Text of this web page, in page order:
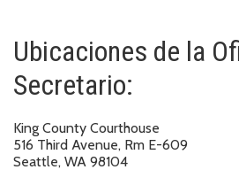
Ubicaciones de la
Secretario:
King County Courthouse
516 Third Avenue, Rm E-609
Seattle, WA 98104